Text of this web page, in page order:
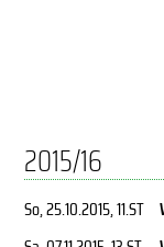
2015/16
So, 25.10.2015, 11.ST